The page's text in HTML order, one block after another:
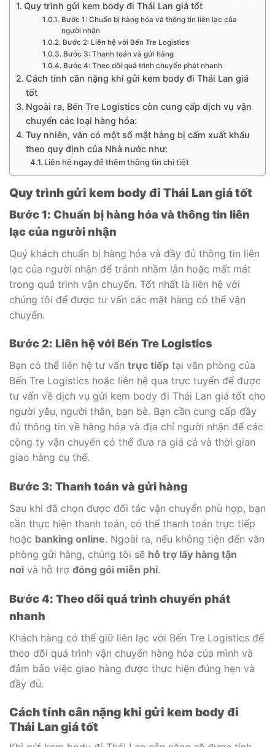
Quy trình gửi kem body đi Thái Lan giá tốt
Bước 1: Chuẩn bị hàng hóa và thông tin liên lạc của
người nhận
Bước 2: Liên hệ với Bến Tre Logistics
Bước 3: Thanh toán và gửi hàng
Bước 4: Theo dõi quá trình chuyển phát nhanh
Cách tính cân nặng khi gửi kem body đi Thái Lan giá
tốt
Ngoài ra, Bến Tre Logistics còn cung cấp dịch vụ vận
chuyển các loại hàng hóa:
Tuy nhiên, vẫn có một số mặt hàng bị cấm xuất khẩu
theo quy định của Nhà nước như:
Liên hệ ngay để thêm thông tin chi tiết
Quy trình gửi kem body đi Thái Lan giá tốt
Bước 1: Chuẩn bị hàng hóa và thông tin liên
lạc của người nhận
Quý khách chuẩn bị hàng hóa và đầy đủ thông tin liên
lạc của người nhận để tránh nhầm lẫn hoặc mất mát
trong quá trình vận chuyển. Tốt nhất là liên hệ với
chúng tôi để được tư vấn các mặt hàng có thể vận
chuyển.
Bước 2: Liên hệ với Bến Tre Logistics
Bạn có thể liên hệ tư vấn trực tiếp tại văn phòng của
Bến Tre Logistics hoặc liên hệ qua trực tuyến để được
tư vấn về dịch vụ gửi kem body đi Thái Lan giá tốt cho
người yêu, người thân, bạn bè. Bạn cần cung cấp đầy
đủ thông tin về hàng hóa và địa chỉ người nhận để các
công ty vận chuyển có thể đưa ra giá cả và thời gian
giao hàng cụ thể.
Bước 3: Thanh toán và gửi hàng
Sau khi đã chọn được đối tác vận chuyển phù hợp, bạn
cần thực hiện thanh toán, có thể thanh toán trực tiếp
hoặc banking online. Ngoài ra, nếu không tiện đến văn
phòng gửi hàng, chúng tôi sẽ hỗ trợ lấy hàng tận
nơi và hỗ trợ đóng gói miễn phí.
Bước 4: Theo dõi quá trình chuyển phát
nhanh
Khách hàng có thể giữ liên lạc với Bến Tre Logistics để
theo dõi quá trình vận chuyển hàng hóa của mình và
đảm bảo việc giao hàng được thực hiện đúng hẹn và
đầy đủ.
Cách tính cân nặng khi gửi kem body đi
Thái Lan giá tốt